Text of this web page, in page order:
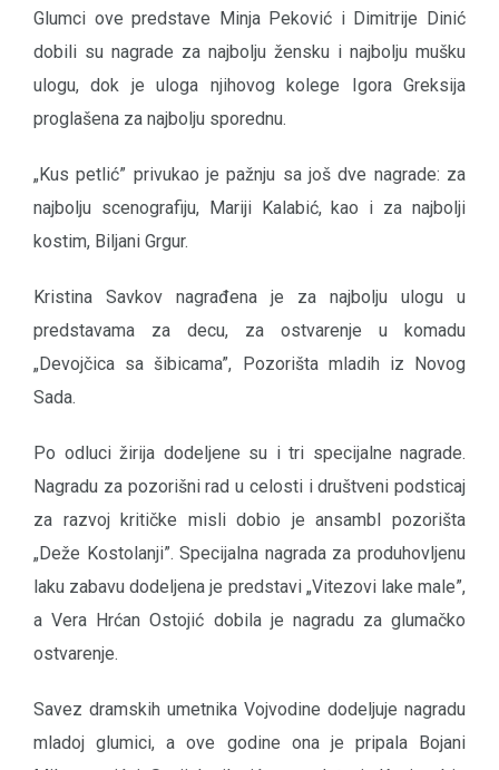
Glumci ove predstave Minja Peković i Dimitrije Dinić
dobili su nagrade za najbolju žensku i najbolju mušku
ulogu, dok je uloga njihovog kolege Igora Greksija
proglašena za najbolju sporednu.
„Kus petlić” privukao je pažnju sa još dve nagrade: za
najbolju scenografiju, Mariji Kalabić, kao i za najbolji
kostim, Biljani Grgur.
Kristina Savkov nagrađena je za najbolju ulogu u
predstavama za decu, za ostvarenje u komadu
„Devojčica sa šibicama”, Pozorišta mladih iz Novog
Sada.
Po odluci žirija dodeljene su i tri specijalne nagrade.
Nagradu za pozorišni rad u celosti i društveni podsticaj
za razvoj kritičke misli dobio je ansambl pozorišta
„Deže Kostolanji”. Specijalna nagrada za produhovljenu
laku zabavu dodeljena je predstavi „Vitezovi lake male”,
a Vera Hrćan Ostojić dobila je nagradu za glumačko
ostvarenje.
Savez dramskih umetnika Vojvodine dodeljuje nagradu
mladoj glumici, a ove godine ona je pripala Bojani